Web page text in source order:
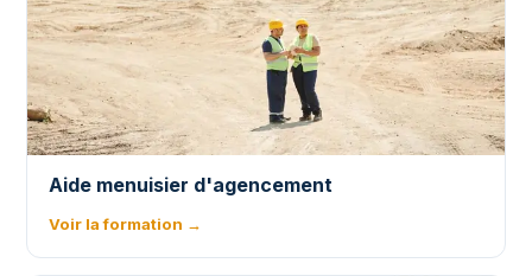
Aide menuisier d'agencement
Voir la formation →